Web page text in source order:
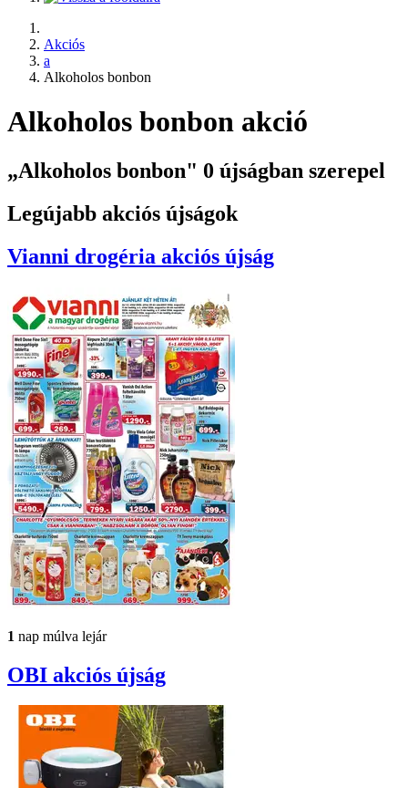
Akciós
a
Alkoholos bonbon
Alkoholos bonbon akció
„Alkoholos bonbon" 0 újságban szerepel
Legújabb akciós újságok
Vianni drogéria akciós újság
1 nap múlva lejár
OBI akciós újság